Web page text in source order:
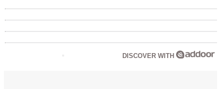
DISCOVER WITH